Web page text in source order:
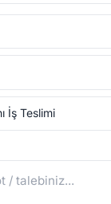
İş Teslimi